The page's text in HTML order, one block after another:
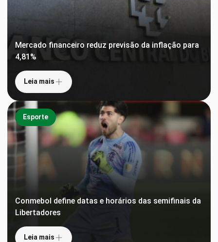
Mercado financeiro reduz previsão da inflação para
4,81%
Leia mais
Esporte
Conmebol define datas e horários das semifinais da
Libertadores
Leia mais